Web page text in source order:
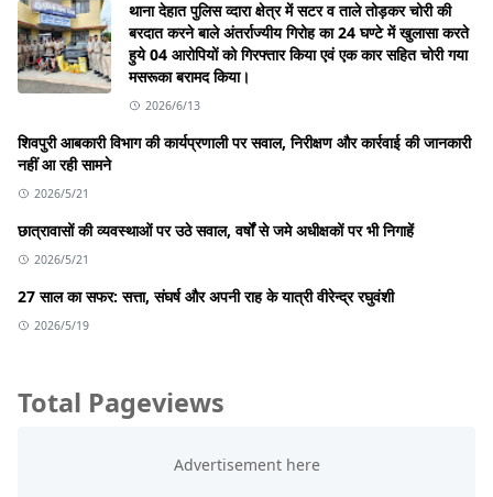
थाना देहात पुलिस व्दारा क्षेत्र में सटर व ताले तोड़कर चोरी की
बरदात करने बाले अंतर्राज्यीय गिरोह का 24 घण्टे में खुलासा करते
हुये 04 आरोपियों को गिरफ्तार किया एवं एक कार सहित चोरी गया
मसरूका बरामद किया।
2026/6/13
शिवपुरी आबकारी विभाग की कार्यप्रणाली पर सवाल, निरीक्षण और कार्रवाई की जानकारी
नहीं आ रही सामने
2026/5/21
छात्रावासों की व्यवस्थाओं पर उठे सवाल, वर्षों से जमे अधीक्षकों पर भी निगाहें
2026/5/21
27 साल का सफर: सत्ता, संघर्ष और अपनी राह के यात्री वीरेन्द्र रघुवंशी
2026/5/19
Total Pageviews